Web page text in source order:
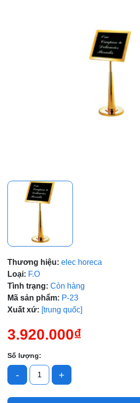
Thương hiệu: elec horeca
Loại: F.O
Tình trạng: Còn hàng
Mã sản phẩm: P-23
Xuất xứ: [trung quốc]
3.920.000₫
Số lượng:
- +
Mã giảm giá:
Ngày hết hạn: